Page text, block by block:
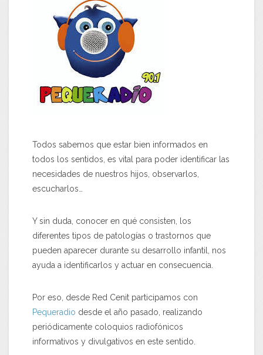
Todos sabemos que estar bien informados en
todos los sentidos, es vital para poder identificar las
necesidades de nuestros hijos, observarlos,
escucharlos…
Y sin duda, conocer en qué consisten, los
diferentes tipos de patologías o trastornos que
pueden aparecer durante su desarrollo infantil, nos
ayuda a identificarlos y actuar en consecuencia.
Por eso, desde Red Cenit participamos con
Pequeradio desde el año pasado, realizando
periódicamente coloquios radiofónicos
informativos y divulgativos en este sentido.